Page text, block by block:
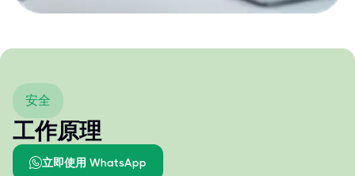
安全
工作原理
立即使用 WhatsApp